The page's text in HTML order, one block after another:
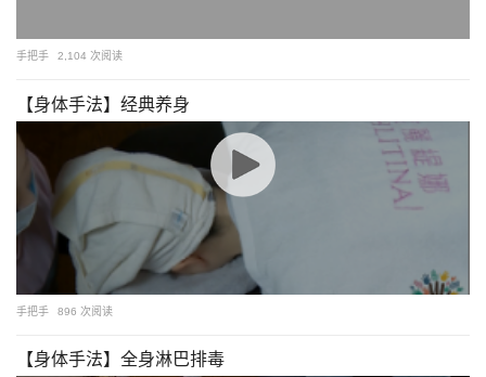
手把手 2,104 次阅读
【身体手法】经典养身
手把手 896 次阅读
【身体手法】全身淋巴排毒